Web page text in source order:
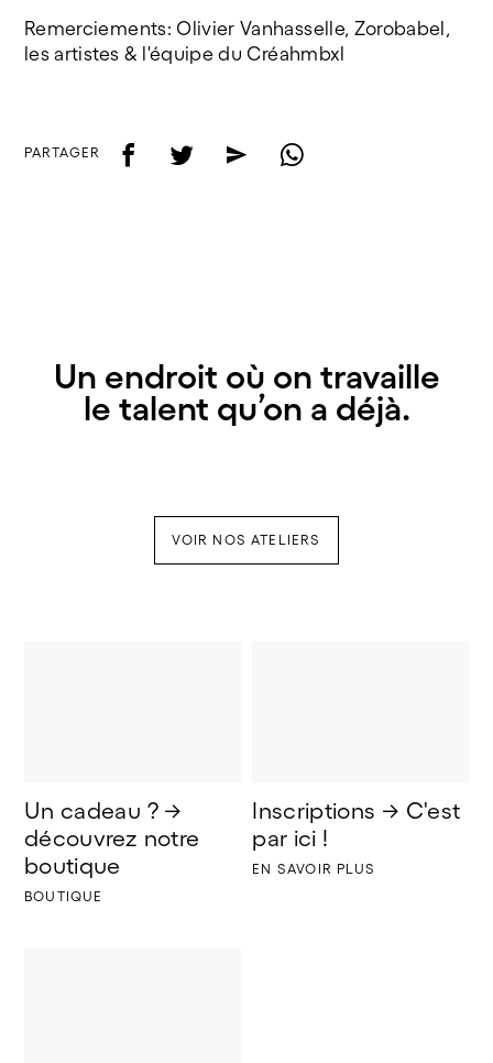
Remerciements: Olivier Vanhasselle, Zorobabel,
les artistes & l'équipe du Créahmbxl
PARTAGER f t e w
Un endroit où on travaille
le talent qu’on a déjà.
VOIR NOS ATELIERS
Un cadeau ? →
découvrez notre
boutique
BOUTIQUE
Inscriptions → C'est
par ici !
EN SAVOIR PLUS